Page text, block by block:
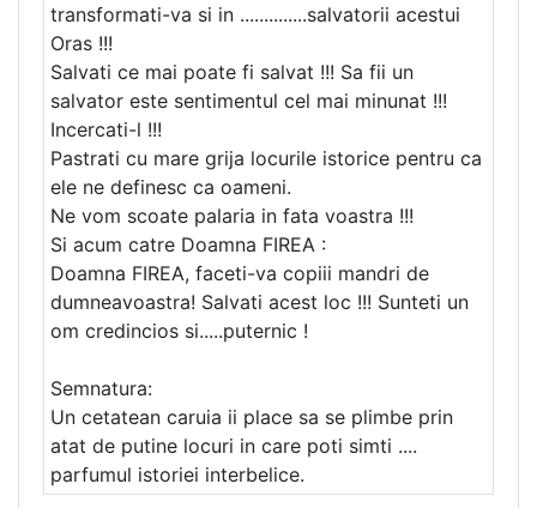
transformati-va si in ..............salvatorii acestui
Oras !!!
Salvati ce mai poate fi salvat !!! Sa fii un
salvator este sentimentul cel mai minunat !!!
Incercati-l !!!
Pastrati cu mare grija locurile istorice pentru ca
ele ne definesc ca oameni.
Ne vom scoate palaria in fata voastra !!!
Si acum catre Doamna FIREA :
Doamna FIREA, faceti-va copiii mandri de
dumneavoastra! Salvati acest loc !!! Sunteti un
om credincios si.....puternic !
Semnatura:
Un cetatean caruia ii place sa se plimbe prin
atat de putine locuri in care poti simti ....
parfumul istoriei interbelice.